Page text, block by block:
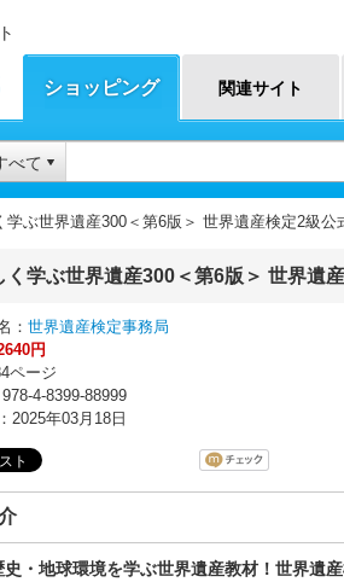
マイナビBOOKS
ショッピング 関連サイト
べて
学ぶ世界遺産300＜第6版＞ 世界遺産検定2級公
く学ぶ世界遺産300＜第6版＞ 世界遺
： 世界遺産検定事務局
円
ページ
978-4-8399-88999
2025年03月18日
・地球環境を学ぶ世界遺産教材！世界遺産